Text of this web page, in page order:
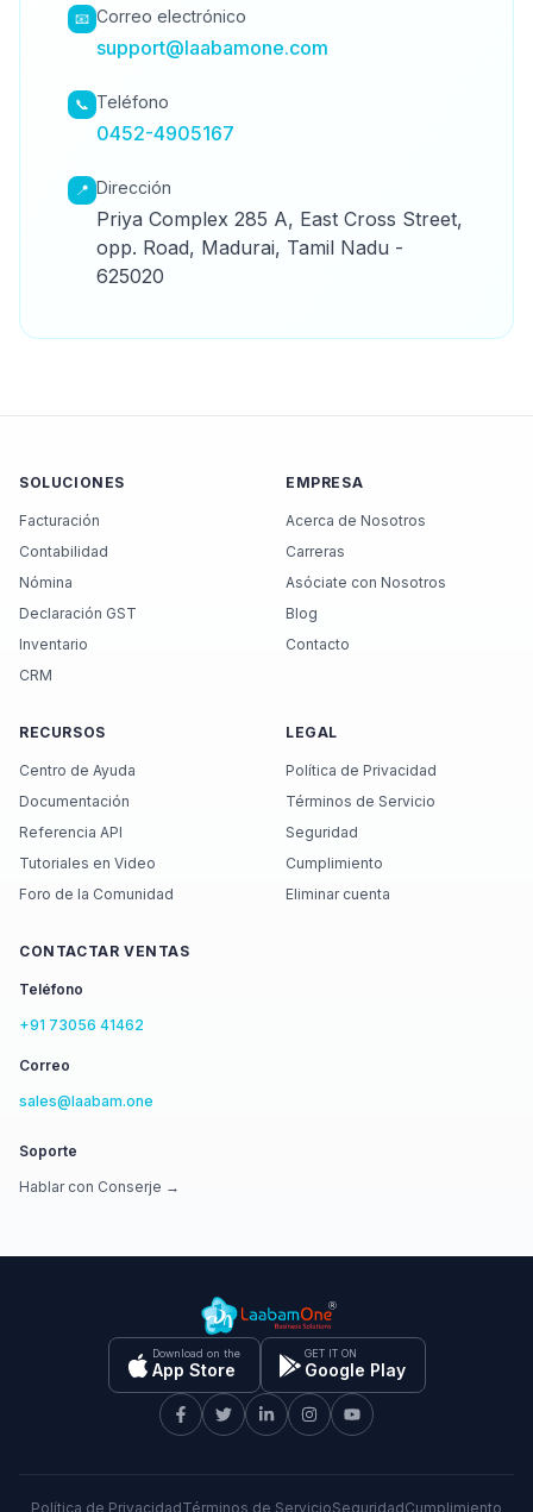
📧 Correo electrónico
support@laabamone.com
📞 Teléfono
0452-4905167
📍 Dirección
Priya Complex 285 A, East Cross Street,
opp. Road, Madurai, Tamil Nadu -
625020
SOLUCIONES
Facturación
Contabilidad
Nómina
Declaración GST
Inventario
CRM
EMPRESA
Acerca de Nosotros
Carreras
Asóciate con Nosotros
Blog
Contacto
RECURSOS
Centro de Ayuda
Documentación
Referencia API
Tutoriales en Video
Foro de la Comunidad
LEGAL
Política de Privacidad
Términos de Servicio
Seguridad
Cumplimiento
Eliminar cuenta
CONTACTAR VENTAS
Teléfono
+91 73056 41462
Correo
sales@laabam.one
Soporte
Hablar con Conserje →
Download on the
App Store
GET IT ON
Google Play
Política de PrivacidadTérminos de ServicioSeguridadCumplimiento